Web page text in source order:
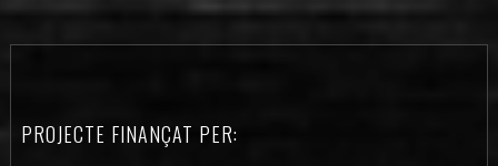
PROJECTE FINANÇAT PER: